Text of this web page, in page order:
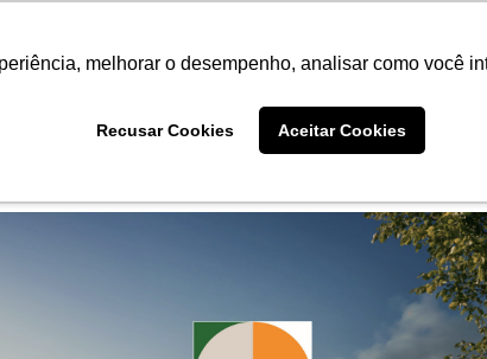
melhorar o desempenho, analisar como você
Recusar Cookies Aceitar Cookies